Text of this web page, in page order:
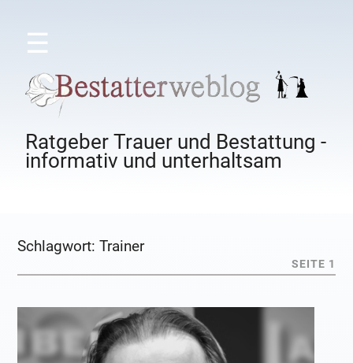
☰
Ratgeber Trauer und Bestattung -
informativ und unterhaltsam
Schlagwort:Trainer
SEITE 1